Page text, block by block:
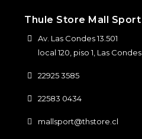
Thule Store Mall Sport
Av. Las Condes 13.501
local 120, piso 1, Las Condes
22925 3585
22583 0434
mallsport@thstore.cl